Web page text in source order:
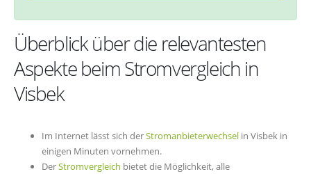
Überblick über die relevantesten
Aspekte beim Stromvergleich in
Visbek
Im Internet lässt sich derStromanbieterwechsel in Visbek in
einigen Minuten vornehmen.
DerStromvergleich bietet die Möglichkeit, alle